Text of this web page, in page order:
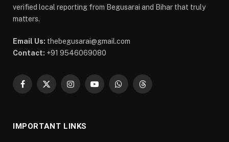
verified local reporting from Begusarai and Bihar that truly
matters.
Email Us: thebegusarai@gmail.com
Contact: +91 9546069080
Facebook
X
InstagramYouTubeWhatsAppThreads
IMPORTANT LINKS